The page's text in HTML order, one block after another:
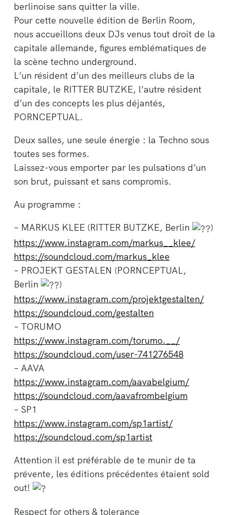
berlinoise sans quitter la ville.
Pour cette nouvelle édition de Berlin Room,
nous accueillons deux DJs venus tout droit de la
capitale allemande, figures emblématiques de
la scène techno underground.
L’un résident d’un des meilleurs clubs de la
capitale, le RITTER BUTZKE, l’autre résident
d’un des concepts les plus déjantés,
PORNCEPTUAL.
Deux salles, une seule énergie : la Techno sous
toutes ses formes.
Laissez-vous emporter par les pulsations d’un
son brut, puissant et sans compromis.
Au programme :
– MARKUS KLEE (RITTER BUTZKE, Berlin
)
https://www.instagram.com/markus__klee/
https://soundcloud.com/markus_klee
– PROJEKT GESTALEN (PORNCEPTUAL,
Berlin
)
https://www.instagram.com/projektgestalten/
https://soundcloud.com/gestalten
– TORUMO
https://www.instagram.com/torumo.__/
https://soundcloud.com/user-741276548
– AAVA
https://www.instagram.com/aavabelgium/
https://soundcloud.com/aavafrombelgium
– SP1
https://www.instagram.com/sp1artist/
https://soundcloud.com/sp1artist
Attention il est préférable de te munir de ta
prévente, les éditions précédentes étaient sold
out!
Respect for others & tolerance